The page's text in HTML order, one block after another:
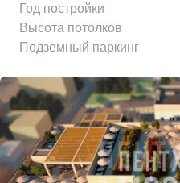
Год постройки
Высота потолков
Подземный паркинг